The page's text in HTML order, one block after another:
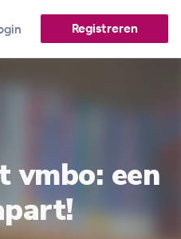
Registreren
vmbo: een